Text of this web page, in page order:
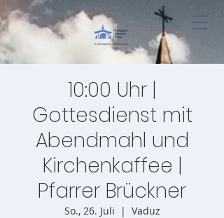
10:00 Uhr |
Gottesdienst mit
Abendmahl und
Kirchenkaffee |
Pfarrer Brückner
So., 26. Juli
  |
Vaduz